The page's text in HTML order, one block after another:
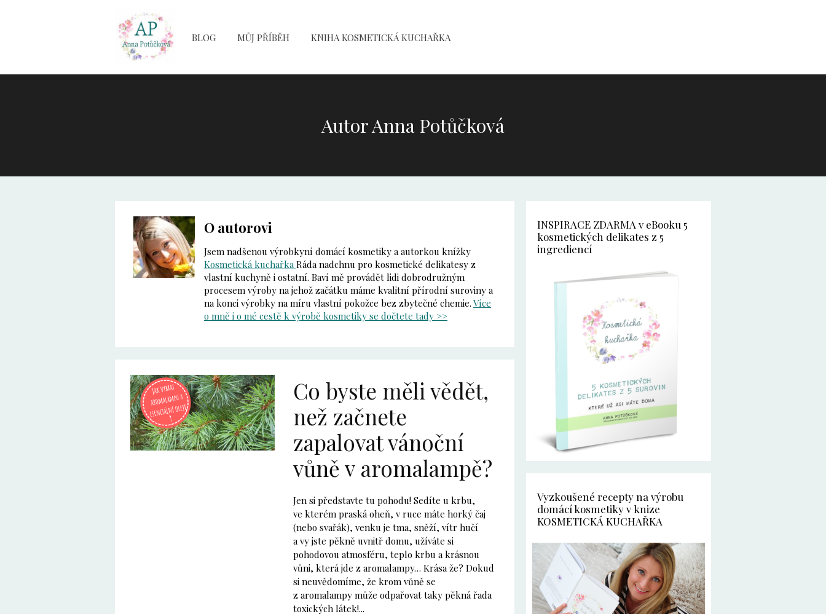
BLOG MŮJ PŘÍBĚH KNIHA KOSMETICKÁ KUCHAŘKA
Autor Anna Potůčková
O autorovi
Jsem nadšenou výrobkyní domácí kosmetiky a autorkou knížky
Kosmetická kuchařkaRáda nadchnu pro kosmetické delikatesy z
vlastní kuchyně i ostatní. Baví mě provádět lidi dobrodružným
procesem výroby na jehož začátku máme kvalitní přírodní suroviny a
na konci výrobky na míru vlastní pokožce bez zbytečné chemie. Více
o mně i o mé cestě k výrobě kosmetiky se dočtete tady >>
Co byste měli vědět,
než začnete
zapalovat vánoční
vůně v aromalampě?
Jen si představte tu pohodu! Sedíte u krbu,
ve kterém praská oheň, v ruce máte horký čaj
(nebo svařák), venku je tma, sněží, vítr hučí
a vy jste pěkně uvnitř domu, užíváte si
pohodovou atmosféru, teplo krbu a krásnou
vůni, která jde z aromalampy… Krása že? Dokud
si neuvědomíme, že krom vůně se
z aromalampy může odpařovat taky pěkná řada
toxických látek!...
INSPIRACE ZDARMA v eBooku 5
kosmetických delikates z 5
ingrediencí
Vyzkoušené recepty na výrobu
domácí kosmetiky v knize
KOSMETICKÁ KUCHAŘKA